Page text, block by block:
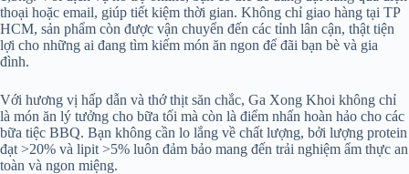
thoại hoặc email, giúp tiết kiệm thời gian. Không chỉ giao hàng tại TP
HCM, sản phẩm còn được vận chuyển đến các tỉnh lân cận, thật tiện
lợi cho những ai đang tìm kiếm món ăn ngon để đãi bạn bè và gia
đình.
Với hương vị hấp dẫn và thớ thịt săn chắc, Ga Xong Khoi không chỉ
là món ăn lý tưởng cho bữa tối mà còn là điểm nhấn hoàn hảo cho các
bữa tiệc BBQ. Bạn không cần lo lắng về chất lượng, bởi lượng protein
đạt >20% và lipit >5% luôn đảm bảo mang đến trải nghiệm ẩm thực an
toàn và ngon miệng.